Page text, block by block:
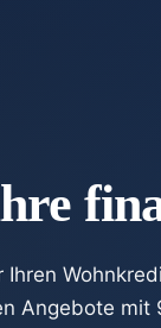
Angebote mit